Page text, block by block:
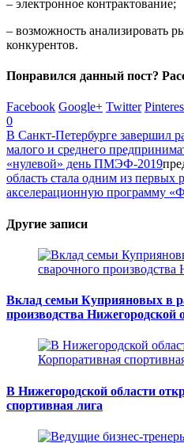
– электронное контрактование;
– возможность анализировать
конкурентов.
Понравился данный пост?
Facebook Google+ Twitter
0
В Санкт-Петербурге завершил
малого и среднего
«нулевой» день ПМЭФ-2019
область стала одним из первых
акселерационную программу
Другие записи
Вклад семьи Куприяновых в
производства Нижегородской
В Нижегородской области
спортивная лига